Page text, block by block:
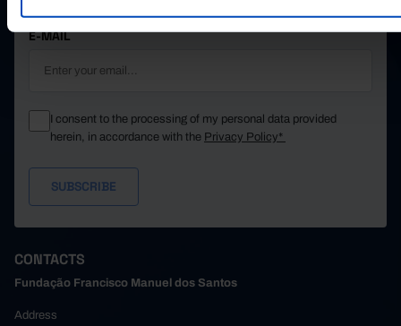
E-MAIL
I consent to the processing of my personal data provided
herein, in accordance with the Privacy Policy*
CONTACTS
Fundação Francisco Manuel dos Santos
Address